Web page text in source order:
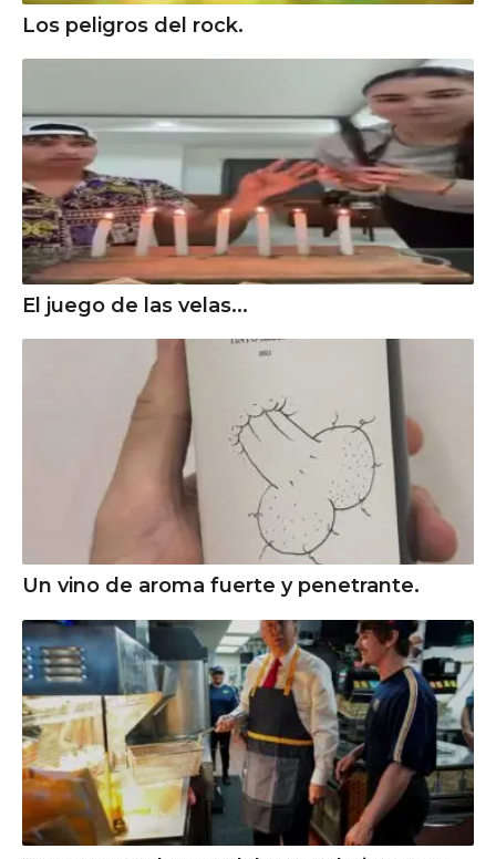
Los peligros del rock.
El juego de las velas...
Un vino de aroma fuerte y penetrante.